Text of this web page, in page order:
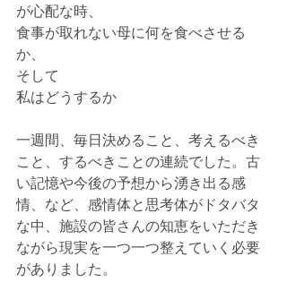
が心配な時、
食事が取れない母に何を食べさせる
か、
そして
私はどうするか
一週間、毎日決めること、考えるべき
こと、するべきことの連続でした。古
い記憶や今後の予想から湧き出る感
情、など、感情体と思考体がドタバタ
な中、施設の皆さんの知恵をいただき
ながら現実を一つ一つ整えていく必要
がありました。